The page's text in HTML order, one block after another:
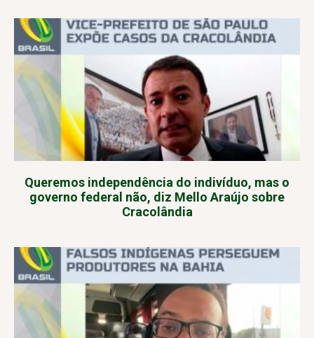
Queremos independência do indivíduo, mas o
governo federal não, diz Mello Araújo sobre
Cracolândia